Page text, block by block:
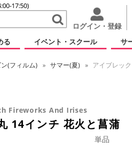
17:50)
ログイン・登録
る イベント・スクール サ
(フィルム) サマー(夏)
アイブレッ
Fireworks And Irises
14インチ 花火と菖蒲
単品